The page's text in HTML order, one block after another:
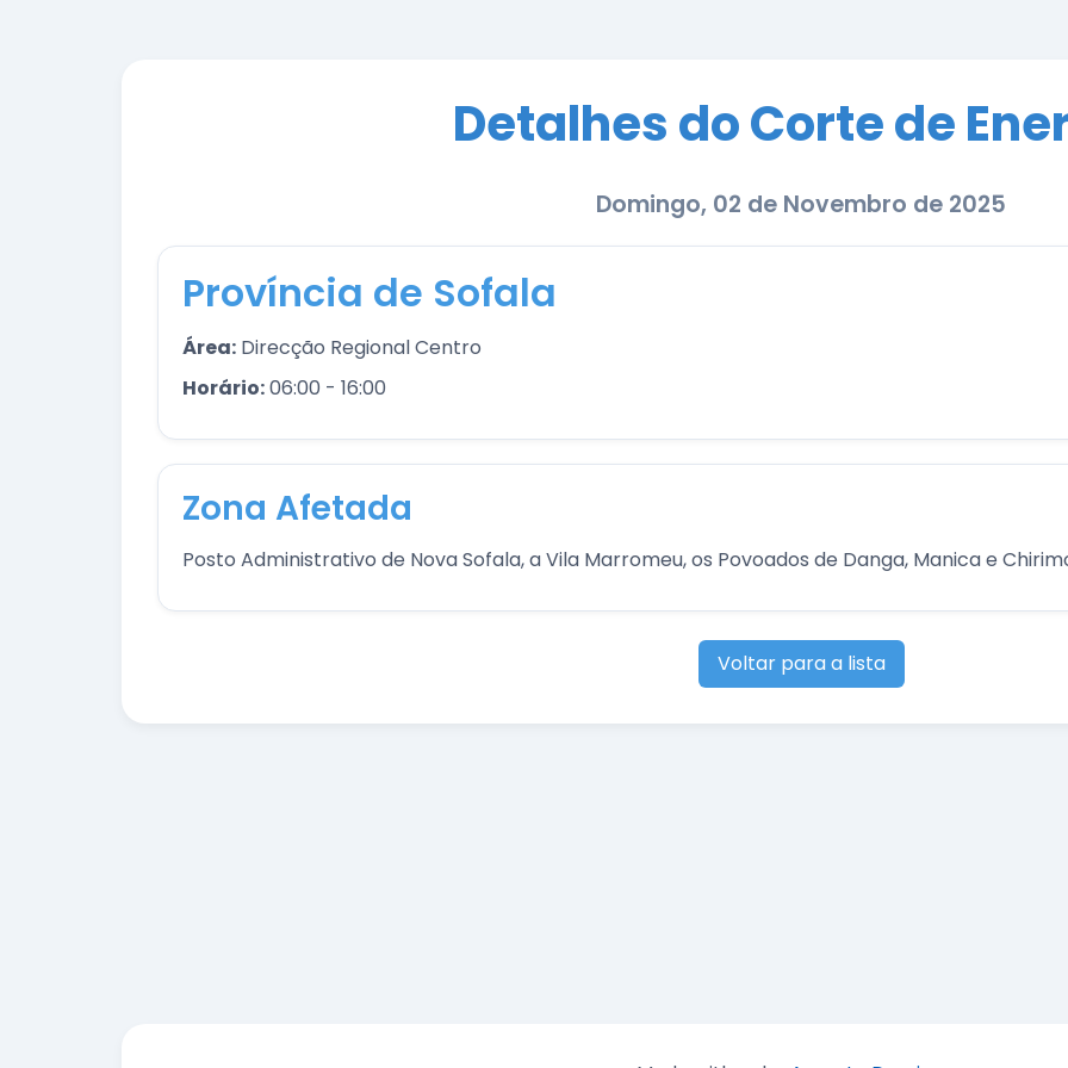
Detalhes do Corte de
Domingo, 02 de Novembro de 2025
Província de Sofala
Área: Direcção Regional Centro
Horário:06:00 - 16:00
Zona Afetada
Posto Administrativo de Nova Sofala, a Vila Marromeu, os Povoados de Danga, Manica e
Voltar para a lista